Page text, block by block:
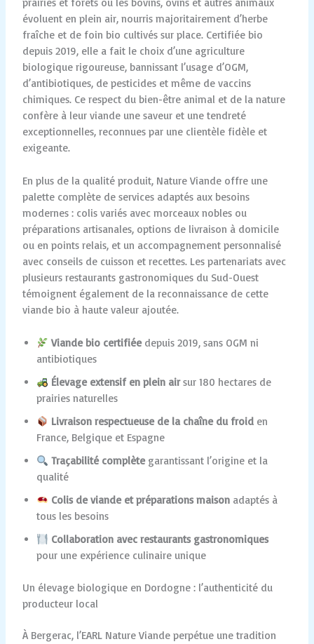
prairies et forêts où les bovins, ovins et autres animaux
évoluent en plein air, nourris majoritairement d’herbe
fraîche et de foin bio cultivés sur place. Certifiée bio
depuis 2019, elle a fait le choix d’une agriculture
biologique rigoureuse, bannissant l’usage d’OGM,
d’antibiotiques, de pesticides et même de vaccins
chimiques. Ce respect du bien-être animal et de la nature
confère à leur viande une saveur et une tendreté
exceptionnelles, reconnues par une clientèle fidèle et
exigeante.
En plus de la qualité produit, Nature Viande offre une
palette complète de services adaptés aux besoins
modernes : colis variés avec morceaux nobles ou
préparations artisanales, options de livraison à domicile
ou en points relais, et un accompagnement personnalisé
avec conseils de cuisson et recettes. Les partenariats avec
plusieurs restaurants gastronomiques du Sud-Ouest
témoignent également de la reconnaissance de cette
viande bio à haute valeur ajoutée.
Viande bio certifiéedepuis 2019, sans OGM ni
antibiotiques
Élevage extensif en plein airsur 180 hectares de
prairies naturelles
Livraison respectueuse de la chaîne du froid en
France, Belgique et Espagne
Traçabilité complètegarantissant l’origine et la
qualité
Colis de viande et préparations maison adaptés à
tous les besoins
Collaboration avec restaurants gastronomiques
pour une expérience culinaire unique
Un élevage biologique en Dordogne : l’authenticité du
producteur local
À Bergerac, l’EARL Nature Viande perpétue une tradition